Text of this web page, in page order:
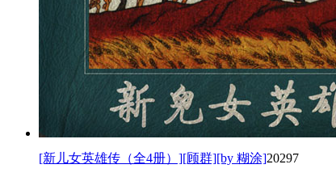
[新儿女英雄传（全4册）][顾群][by 糊涂]20297